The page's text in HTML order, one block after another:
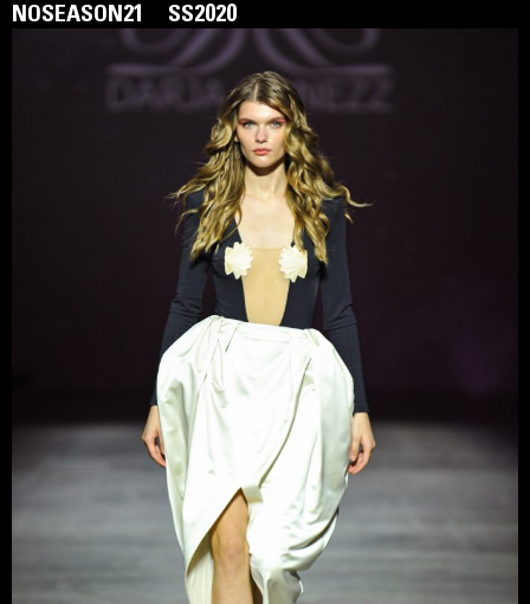
NOSEASON21
SS2020
Бренд Darja Donezz було засновано 2015 року. Ідея
власного бренду у Дар’ї Донець розпочалася з дитячої
мрії, що сформувала властиві колекціям
сентиментальність, легкість і меланхолію. Darja Donezz
втілює в одязі реальність, сповнену ніжності, що
заперечує мінімалізм, суворість ліній і графіку.
Героїні Darja Donezz властива самоіронія, тому її образ
завжди сповнений кольорів і деталей. Вона йде в ногу з
часом, не розчиняючись у ньому, а підпорядковуючи його
своїм мріям і бажанням.
В основі ДНК марки – вільні легкі сукні, ніжний шовк,
декоративні елементи, авторські принти. Дизайнерка
віддає перевагу натуральним матеріалам. Кожна колекція